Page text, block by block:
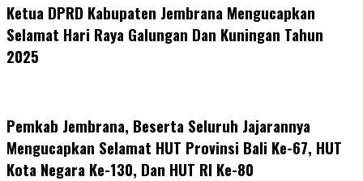
Ketua DPRD Kabupaten Jembrana Mengucapkan
Selamat Hari Raya Galungan Dan Kuningan Tahun
2025
Pemkab Jembrana, Beserta Seluruh Jajarannya
Mengucapkan Selamat HUT Provinsi Bali Ke-67, HUT
Kota Negara Ke-130, Dan HUT RI Ke-80